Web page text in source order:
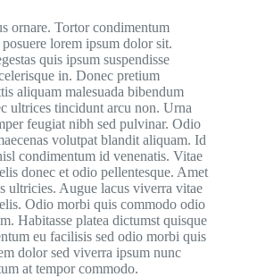
ornare. Tortor condimentum
lorem ipsum dolor sit.
quis ipsum suspendisse
in. Donec pretium
aliquam malesuada bibendum
ultrices tincidunt arcu non. Urna
feugiat nibh sed pulvinar. Odio
volutpat blandit aliquam. Id
condimentum id venenatis. Vitae
donec et odio pellentesque. Amet
ultricies. Augue lacus viverra vitae
Odio morbi quis commodo odio
Habitasse platea dictumst quisque
eu facilisis sed odio morbi quis
dolor sed viverra ipsum nunc
at tempor commodo.